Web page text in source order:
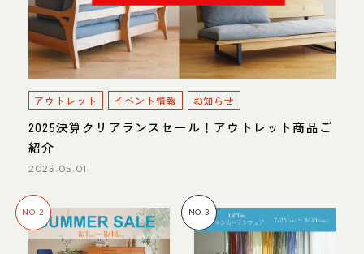
アウトレット イベント情報 お知らせ
2025決算クリアランスセール！アウトレット商品ご
紹介
2025.05.01
NO.2 NO.3